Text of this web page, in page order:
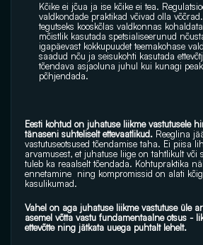
Kõike ei jõua ja ise kõike ei tea.
valdkondade praktikad võivad olla
tegutseks kooskõlas valdkonnas
mõistlik kasutada spetsialiseerunud
igapäevast kokkupuudet teemakohase
saadud nõu ja seisukohti kasutada
tõendava asjaoluna juhul kui kunagi
põhjendada.
Eesti kohtud on juhatuse liikme vastutusele
tänaseni suhteliselt ettevaatlikud. Reeglina
vastutuseotsused tõendamise taha. Ei piisa
arvamusest, et juhatuse liige on tahtlikult või
tuleb ka reaalselt tõendada. Kohtupraktika
ennetamine  ning kompromissid on alati
kasulikumad.
Vahel on aga juhatuse liikme vastutuse üle
asemel võtta vastu fundamentaalne otsus -
ettevõtte ning jätkata uuega puhtalt lehelt.